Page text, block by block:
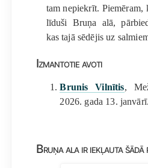
tam nepiekrīt. Piemēram,
līduši Bruņa alā,
kas tajā sēdējis uz
Izmantotie avoti
Brunis Vilnītis,
2026. gada 13. janvārī.
Bruņa ala ir iekļauta šādā